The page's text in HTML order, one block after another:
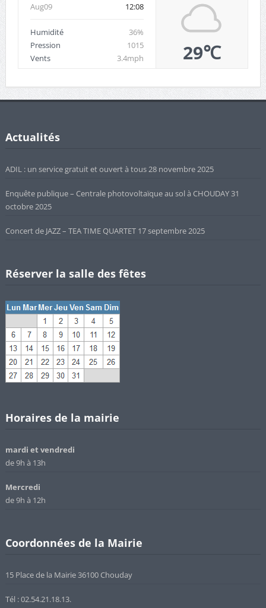
Aug09 12:08
Humidité
36%
Pression
1015
Vents
3.4mph 29℃
Actualités
ADIL : un service gratuit et ouvert à tous28 novembre 2025
Enquête publique – Centrale photovoltaïque au sol à CHOUDAY31
octobre 2025
Concert de JAZZ – TEA TIME QUARTET 17 septembre 2025
Réserver la salle des fêtes
Horaires de la mairie
mardi et vendredi
de 9h à 13h
Mercredi
de 9h à 12h
Coordonnées de la Mairie
15 Place de la Mairie 36100 Chouday
Tél : 02.54.21.18.13.